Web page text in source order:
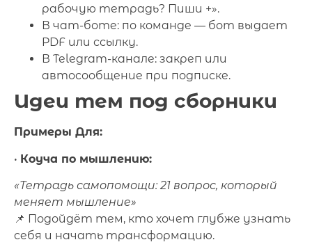
рабочую тетрадь? Пиши +».
В чат-боте: по команде — бот выдает
PDF или ссылку.
В Telegram-канале: закреп или
автосообщение при подписке.
Идеи тем под сборники
Примеры Для:
• Коуча по мышлению:
«Тетрадь самопомощи: 21 вопрос, который
меняет мышление»
📌 Подойдёт тем, кто хочет глубже узнать
себя и начать трансформацию.